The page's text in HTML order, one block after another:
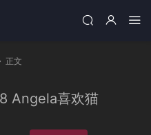
正文
Angela喜欢猫